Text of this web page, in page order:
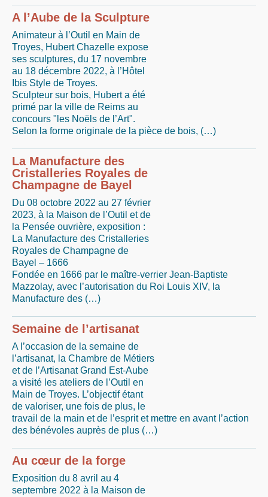
A l’Aube de la Sculpture
Animateur à l’Outil en Main de
Troyes, Hubert Chazelle expose
ses sculptures, du 17 novembre
au 18 décembre 2022, à l’Hôtel
Ibis Style de Troyes.
Sculpteur sur bois, Hubert a été
primé par la ville de Reims au
concours "les Noëls de l’Art".
Selon la forme originale de la pièce de bois, (…)
La Manufacture des
Cristalleries Royales de
Champagne de Bayel
Du 08 octobre 2022 au 27 février
2023, à la Maison de l’Outil et de
la Pensée ouvrière, exposition :
La Manufacture des Cristalleries
Royales de Champagne de
Bayel – 1666
Fondée en 1666 par le maître-verrier Jean-Baptiste
Mazzolay, avec l’autorisation du Roi Louis XIV, la
Manufacture des (…)
Semaine de l’artisanat
A l’occasion de la semaine de
l’artisanat, la Chambre de Métiers
et de l’Artisanat Grand Est-Aube
a visité les ateliers de l’Outil en
Main de Troyes. L’objectif étant
de valoriser, une fois de plus, le
travail de la main et de l’esprit et mettre en avant l’action
des bénévoles auprès de plus (…)
Au cœur de la forge
Exposition du 8 avril au 4
septembre 2022 à la Maison de